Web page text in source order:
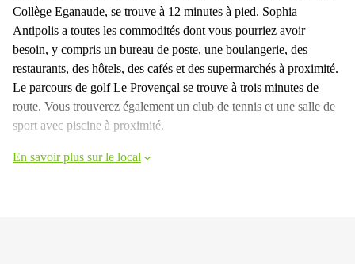
Collège Eganaude, se trouve à 12 minutes à pied. Sophia
Antipolis a toutes les commodités dont vous pourriez avoir
besoin, y compris un bureau de poste, une boulangerie, des
restaurants, des hôtels, des cafés et des supermarchés à proximité.
Le parcours de golf Le Provençal se trouve à trois minutes de
route. Vous trouverez également un club de tennis et une salle de
sport avec piscine à proximité.
En savoir plus sur le local